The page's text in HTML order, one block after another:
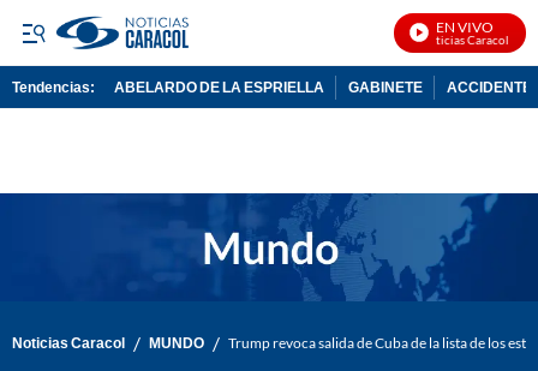
EN VIVO
Noticias Caracol En
Tendencias: ABELARDO DE LA ESPRIELLA GABINETE ACCIDENTE
Noticias Caracol / MUNDO / Trump revoca salida de Cuba de la lista de los